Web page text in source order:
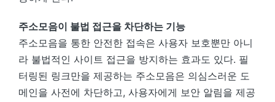
주소모음이 불법 접근을 차단하는 기능
주소모음을 통한 안전한 접속은 사용자 보호뿐만 아니
라 불법적인 사이트 접근을 방지하는 효과도 있다. 필
터링된 링크만을 제공하는 주소모음은 의심스러운 도
메인을 사전에 차단하고, 사용자에게 보안 알림을 제공